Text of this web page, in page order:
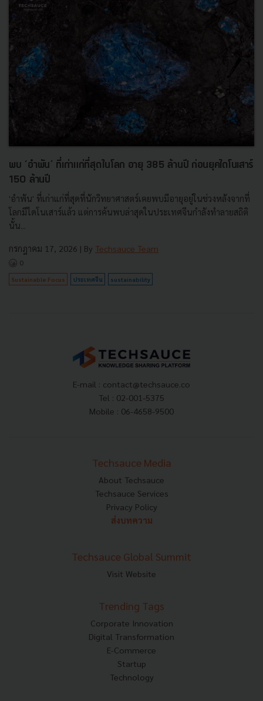
พบ ‘อำพัน’ ที่เก่าแก่ที่สุดในโลก อายุ 385 ล้านปี ก่อนยุคไดโนเสาร์
150 ล้านปี
'อำพัน' ที่เก่าแก่ที่สุดที่นักวิทยาศาสตร์เคยพบมีอายุอยู่ในช่วงหลังจากที่
โลกมีไดโนเสาร์แล้ว แต่การค้นพบล่าสุดในประเทศจีนกำลังทำลายสถิติ
นั้น...
กรกฎาคม 17, 2026 | By Techsauce Team
0
Sustainable Focus ประเทศจีน sustainability
E-mail : contact@techsauce.co
Tel : 02-001-5375
Mobile : 06-4658-9500
Techsauce Media
About Techsauce
Techsauce Services
Privacy Policy
ส่งบทความ
Techsauce Global Summit
Visit Website
Trending Tags
Corporate Innovation
Digital Transformation
E-Commerce
Startup
Technology